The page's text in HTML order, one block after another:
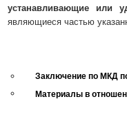
устанавливающие или
являющиеся частью
Заключение по МКД
Материалы в